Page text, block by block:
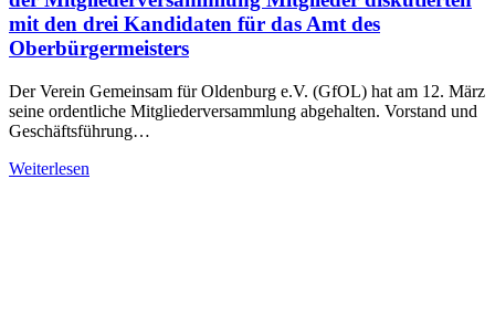
mit den drei Kandidaten für das Amt des
Oberbürgermeisters
Der Verein Gemeinsam für Oldenburg e.V. (GfOL) hat am 12. März
seine ordentliche Mitgliederversammlung abgehalten. Vorstand und
Geschäftsführung…
Weiterlesen